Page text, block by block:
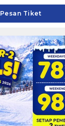
Pesan Tiket